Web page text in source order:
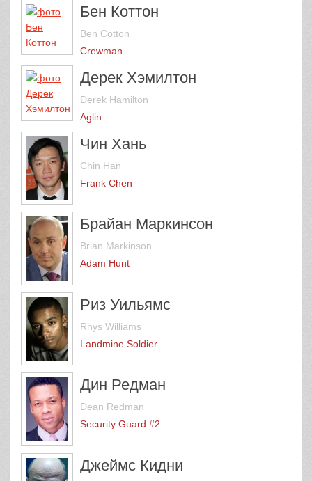
Бен Коттон
Ben Cotton
Crewman
Дерек Хэмилтон
Derek Hamilton
Aglin
Чин Хань
Chin Han
Frank Chen
Брайан Маркинсон
Brian Markinson
Adam Hunt
Риз Уильямс
Rhys Williams
Landmine Soldier
Дин Редман
Dean Redman
Security Guard #2
Джеймс Кидни